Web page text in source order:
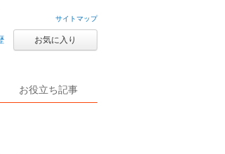
サイトマップ
お気に入り
お役立ち記事